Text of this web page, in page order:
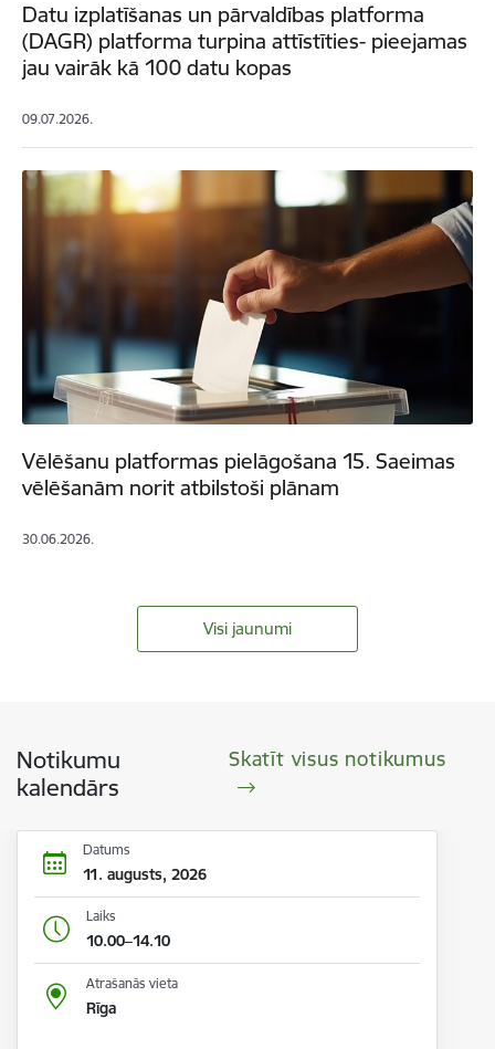
Datu izplatīšanas un pārvaldības platforma
(DAGR) platforma turpina attīstīties- pieejamas
jau vairāk kā 100 datu kopas
09.07.2026.
Vēlēšanu platformas pielāgošana 15. Saeimas
vēlēšanām norit atbilstoši plānam
30.06.2026.
Visi jaunumi
Notikumu
kalendārs
Skatīt visus notikumus
Datums
11. augusts, 2026
Laiks
10.00–14.10
Atrašanās vieta
Rīga